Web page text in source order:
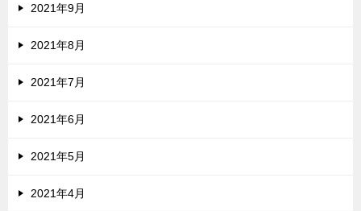
2021年9月
2021年8月
2021年7月
2021年6月
2021年5月
2021年4月